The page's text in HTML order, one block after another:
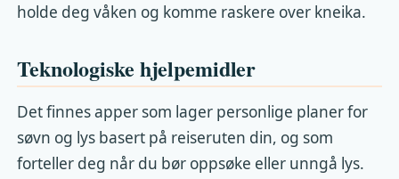
holde deg våken og komme raskere over kneika.
Teknologiske hjelpemidler
Det finnes apper som lager personlige planer for
søvn og lys basert på reiseruten din, og som
forteller deg når du bør oppsøke eller unngå lys.